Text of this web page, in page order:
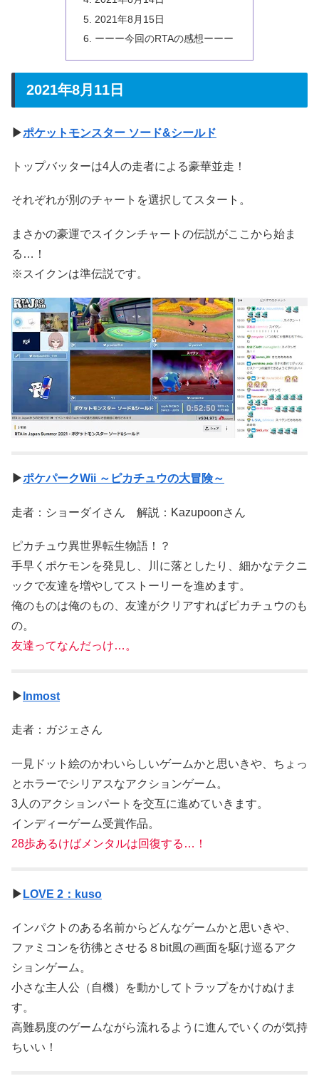
2021年8月15日
ーーー今回のRTAの感想ーーー
2021年8月11日
▶ポケットモンスター ソード&シールド
トップバッターは4人の走者による豪華並走！
それぞれが別のチャートを選択してスタート。
まさかの豪運でスイクンチャートの伝説がここから始ま
る…！
※スイクンは準伝説です。
▶ポケパークWii ～ピカチュウの大冒険～
走者：ショーダイさん 解説：Kazupoonさん
ピカチュウ異世界転生物語！？
手早くポケモンを発見し、川に落としたり、細かなテクニ
ックで友達を増やしてストーリーを進めます。
俺のものは俺のもの、友達がクリアすればピカチュウのも
の。
友達ってなんだっけ…。
▶ Inmost
走者：ガジェさん
一見ドット絵のかわいらしいゲームかと思いきや、ちょっ
とホラーでシリアスなアクションゲーム。
3人のアクションパートを交互に進めていきます。
インディーゲーム受賞作品。
28歩あるけばメンタルは回復する…！
▶ LOVE 2：kuso
インパクトのある名前からどんなゲームかと思いきや、
ファミコンを彷彿とさせる８bit風の画面を駆け巡るアク
ションゲーム。
小さな主人公（自機）を動かしてトラップをかけぬけま
す。
高難易度のゲームながら流れるように進んでいくのが気持
ちいい！